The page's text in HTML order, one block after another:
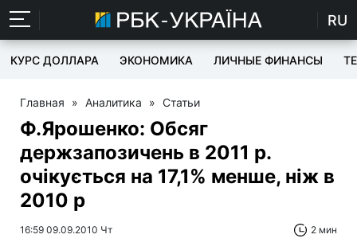
RU
КУРС ДОЛЛАРА ЭКОНОМИКА ЛИЧНЫЕ ФИНАНСЫ
Главная » Аналитика » Статьи
Ф.Ярошенко: Обсяг
держзапозичень в 2011 р.
очікується на 17,1% менше, ніж в
2010 р
16:59 09.09.2010 Чт 2 мин